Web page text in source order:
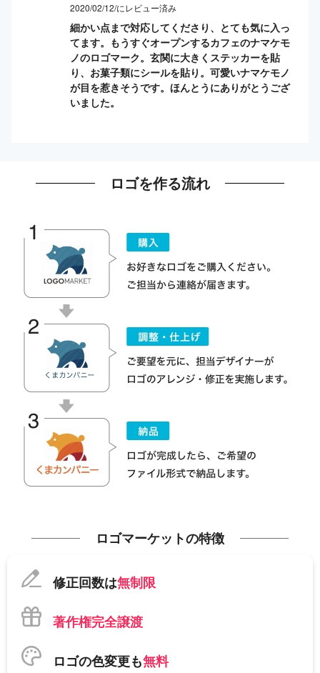
2020/02/12/にレビュー済み
細かい点まで対応してくださり、とても気に入っ
てます。もうすぐオープンするカフェのナマケモ
ノのロゴマーク。玄関に大きくステッカーを貼
り、お菓子類にシールを貼り。可愛いナマケモノ
が目を惹きそうです。ほんとうにありがとうござ
いました。
ロゴを作る流れ
ロゴマーケットの特徴
修正回数は無制限
著作権完全譲渡
ロゴの色変更も無料